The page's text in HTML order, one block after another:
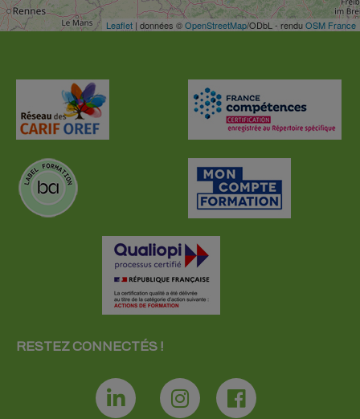
Leaflet | données ©OpenStreetMap/ODbL - renduOSM France
RESTEZ CONNECTÉS !